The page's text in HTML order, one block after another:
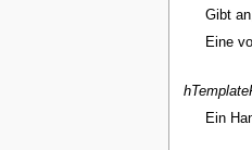
Gibt
Eine
Ein